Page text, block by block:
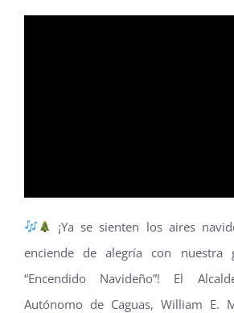
¡Ya se sienten los aires
enciende de alegría con nuestra
“Encendido Navideño”! El
Autónomo de Caguas, William E.